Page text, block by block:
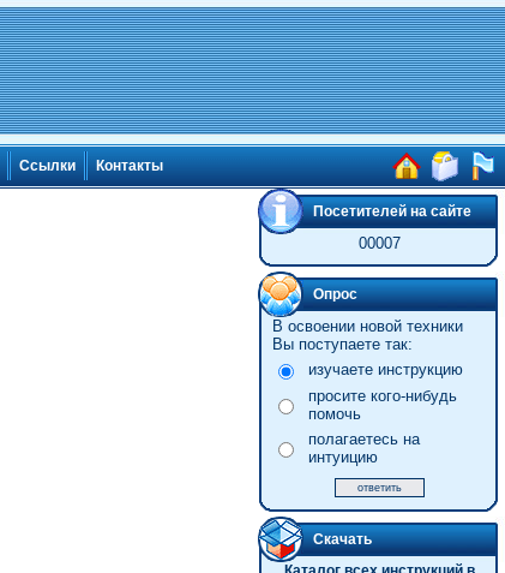
Ссылки Контакты
Посетителей на сайте
00007
Опрос
В освоении новой техники
Вы поступаете так:
изучаете инструкцию
просите кого-нибудь
помочь
полагаетесь на
интуицию
Скачать